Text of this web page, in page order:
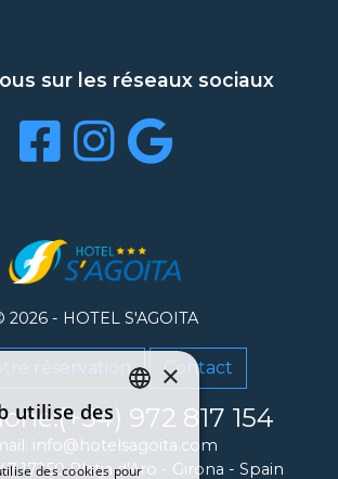
2026 - HOTEL S'AGOITA
réservation Contact
972 817 154
info@hotelsagoita.com
17250Platja d'Aro - Girona - Spain
sur les réseaux sociaux
CATALAN
ENGLISH
×
utilise des
des cookies pour